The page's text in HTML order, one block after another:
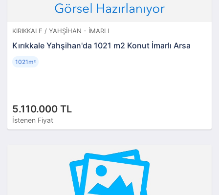
KIRIKKALE / YAHŞIHAN - İMARLI
Kırıkkale Yahşihan'da 1021 m2 Konut İmarlı Arsa
5.110.000 TL
İstenen Fiyat
1021m²